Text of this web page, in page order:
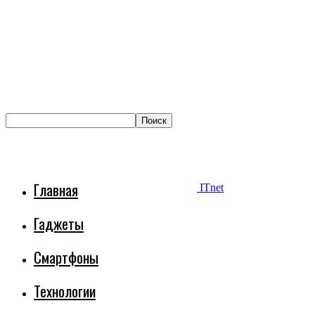
ITnet
Главная
Гаджеты
Смартфоны
Технологии